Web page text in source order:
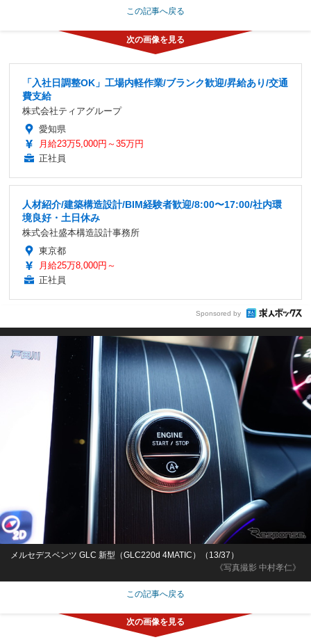
この記事へ戻る
「入社日調整OK」工場内軽作業/ブランク歓迎/昇給あり/交通
費支給
株式会社ティアグループ
愛知県
月給23万5,000円～35万円
正社員
人材紹介/建築構造設計/BIM経験者歓迎/8:00〜17:00/社内環
境良好・土日休み
株式会社盛本構造設計事務所
東京都
月給25万8,000円～
正社員
Sponsored by
《写真撮影 中村孝仁》
メルセデスベンツ GLC 新型（GLC220d 4MATIC）（13/37）
この記事へ戻る